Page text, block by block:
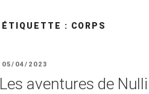
ÉTIQUETTE : CORPS
PUBLIÉ
LE
05/04/2023
Les aventures de